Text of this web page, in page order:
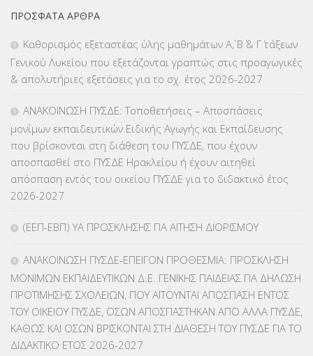
(366)
ΕΠΙΜΟΡΦΩΣΗ Τ.Π.Ε.(10)
ΚΕΣΥ(60)
ΚΕΣΥΠ(109)
ΚΠγ – ΚΡΑΤΙΚΟ ΠΙΣΤΟΠΟΙΗΤΙΚΟ ΓΛΩΣΣΟΜΑΘΕΙΑΣ
ΚΠπ- ΚΡΑΤΙΚΟ ΠΙΣΤΟΠΟΙΗΤΙΚΟ ΠΛΗΡΟΦΟΡΙΚΗΣ(12)
ΛΟΙΠΑ(309)
ΜΑΘΗΤΕΙΑ(275)
ΜΕΤΑΘΕΣΕΙΣ-ΤΟΠΟΘΕΤΗΣΕΙΣ ΒΕΛΤΙΩΣΕΙΣ(319)
ΠΡΌΣΦΑΤΑ ΆΡΘΡΑ
Καθορισμός εξεταστέας ύλης μαθημάτων Α΄, Β΄ & Γ΄ τάξεων
Γενικού Λυκείου που εξετάζονται γραπτώς στις προαγωγικές
& απολυτήριες εξετάσεις για το σχ. έτος 2026-2027
ΑΝΑΚΟΙΝΩΣΗ ΠΥΣΔΕ: Τοποθετήσεις – Αποσπάσεις
μονίμων εκπαιδευτικών Ειδικής Αγωγής και Εκπαίδευσης
που βρίσκονται στη διάθεση του ΠΥΣΔΕ, που έχουν
αποσπασθεί στο ΠΥΣΔΕ Ηρακλείου ή έχουν αιτηθεί
απόσπαση εντός του οικείου ΠΥΣΔΕ για το διδακτικό έτος
2026-2027
(ΕΕΠ-ΕΒΠ) ΥΑ ΠΡΟΣΚΛΗΣΗΣ ΓΙΑ ΑΙΤΗΣΗ ΔΙΟΡΙΣΜΟΥ
ΑΝΑΚΟΙΝΩΣΗ ΠΥΣΔΕ-ΕΠΕΙΓΟΝ ΠΡΟΘΕΣΜΙΑ: ΠΡΟΣΚΛΗΣΗ
ΜΟΝΙΜΩΝ ΕΚΠΑΙΔΕΥΤΙΚΩΝ Δ.Ε. ΓΕΝΙΚΗΣ ΠΑΙΔΕΙΑΣ ΓΙΑ ΔΗΛΩΣΗ
ΠΡΟΤΙΜΗΣΗΣ ΣΧΟΛΕΙΩΝ, ΠΟΥ ΑΙΤΟΥΝΤΑΙ ΑΠΟΣΠΑΣΗ ΕΝΤΟΣ
ΤΟΥ ΟΙΚΕΙΟΥ ΠΥΣΔΕ, ΟΣΩΝ ΑΠΟΣΠΑΣΤΗΚΑΝ ΑΠΟ ΑΛΛΑ ΠΥΣΔΕ,
ΚΑΘΩΣ ΚΑΙ ΟΣΩΝ ΒΡΙΣΚΟΝΤΑΙ ΣΤΗ ΔΙΑΘΕΣΗ ΤΟΥ ΠΥΣΔΕ ΓΙΑ ΤΟ
ΔΙΔΑΚΤΙΚΟ ΕΤΟΣ 2026-2027